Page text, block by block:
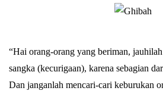
Abu Umar
“Hai orang-orang yang beriman,
sangka (kecurigaan), karena sebagian
Dan janganlah mencari-cari keburukan